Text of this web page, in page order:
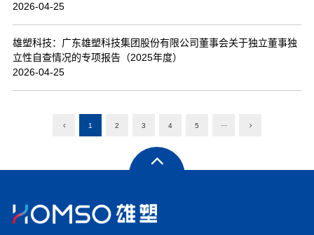
2026-04-25
雄塑科技：广东雄塑科技集团股份有限公司董事会关于独立董事独
立性自查情况的专项报告（2025年度）
2026-04-25
1 2 3 4 5 ···